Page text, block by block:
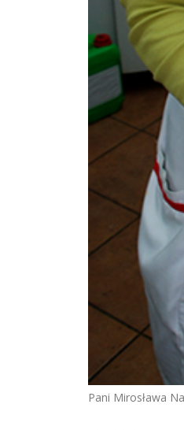
Pani Mirosława